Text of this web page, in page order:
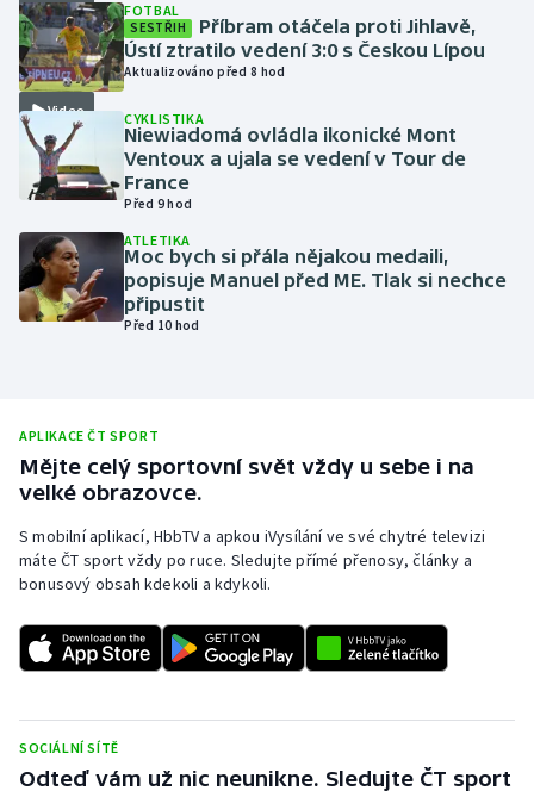
Lyže a snowboard
Moderní pětiboj
Motorsport
Olympijské hry
Parasport
Plavání
Ragby
Rychlobruslení
Rychlostní kanoistika
Sportovní střelba
Stolní tenis
Triatlon
Video
FOTBAL
SESTŘIH
Příbram otáčela proti Jihlavě,
Ústí ztratilo vedení 3:0 s Českou Lípou
Aktualizováno před 8 hod
CYKLISTIKA
Niewiadomá ovládla ikonické Mont
Ventoux a ujala se vedení v Tour de
France
Před 9 hod
ATLETIKA
Moc bych si přála nějakou medaili,
popisuje Manuel před ME. Tlak si nechce
připustit
Před 10 hod
APLIKACE ČT SPORT
Mějte celý sportovní svět vždy u sebe i na
velké obrazovce.
S mobilní aplikací, HbbTV a apkou iVysílání ve své chytré televizi
máte ČT sport vždy po ruce. Sledujte přímé přenosy, články a
bonusový obsah kdekoli a kdykoli.
SOCIÁLNÍ SÍTĚ
Odteď vám už nic neunikne. Sledujte ČT sport